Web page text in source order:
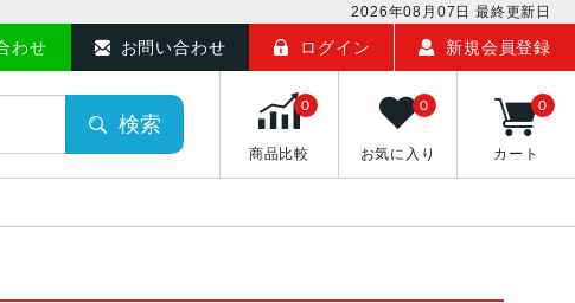
2026年08月07日 最終更新日
わせ お問い合わせ ログイン 新規会員登録
検索
商品比較
0
お気に入り
0
カート
0